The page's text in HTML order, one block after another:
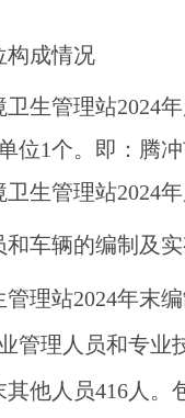
构成情况
卫生管理站2024
位1个。 即： 腾
卫生管理站2024
和车辆的编制及
管理站2024年末
管理人员和专业
其他人员416人。